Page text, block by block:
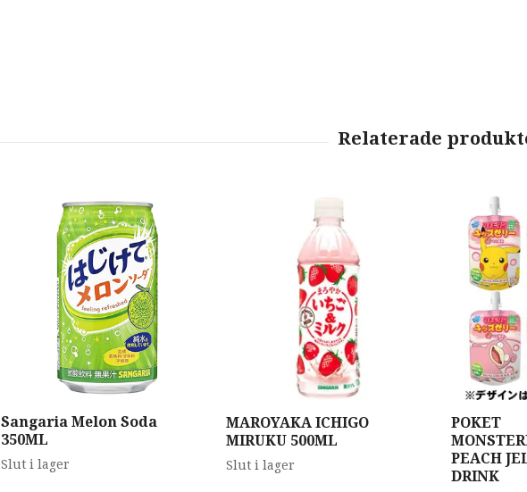
Sangaria Melon Soda
350ML
Slut i lager
MAROYAKA ICHIGO
MIRUKU 500ML
Slut i lager
POKET
PEACH
DRINK